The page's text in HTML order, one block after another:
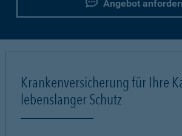
Angebot
Krankenversicherung für Ihre
lebenslanger Schutz